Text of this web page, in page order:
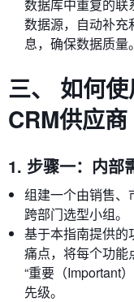
数据库中重复的联
数据源，自动补充
息，确保数据质量。
三、 如何
CRM供应商
1. 步骤一：内部
组建一个由销售、
跨部门选型小组。
基于本指南提供的
痛点，将每个功能
“重要（Important
先级。